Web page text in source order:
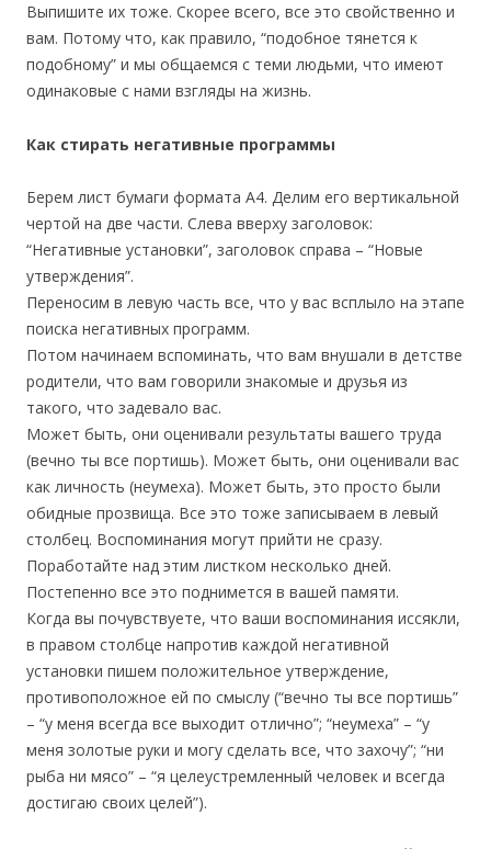
Выпишите их тоже. Скорее всего, все это свойственно и
вам. Потому что, как правило, “подобное тянется к
подобному” и мы общаемся с теми людьми, что имеют
одинаковые с нами взгляды на жизнь.
Как стирать негативные программы
Берем лист бумаги формата А4. Делим его вертикальной
чертой на две части. Слева вверху заголовок:
“Негативные установки”, заголовок справа – “Новые
утверждения”.
Переносим в левую часть все, что у вас всплыло на этапе
поиска негативных программ.
Потом начинаем вспоминать, что вам внушали в детстве
родители, что вам говорили знакомые и друзья из
такого, что задевало вас.
Может быть, они оценивали результаты вашего труда
(вечно ты все портишь). Может быть, они оценивали вас
как личность (неумеха). Может быть, это просто были
обидные прозвища. Все это тоже записываем в левый
столбец. Воспоминания могут прийти не сразу.
Поработайте над этим листком несколько дней.
Постепенно все это поднимется в вашей памяти.
Когда вы почувствуете, что ваши воспоминания иссякли,
в правом столбце напротив каждой негативной
установки пишем положительное утверждение,
противоположное ей по смыслу (“вечно ты все портишь”
– “у меня всегда все выходит отлично”; “неумеха” – “у
меня золотые руки и могу сделать все, что захочу”; “ни
рыба ни мясо” – “я целеустремленный человек и всегда
достигаю своих целей”).